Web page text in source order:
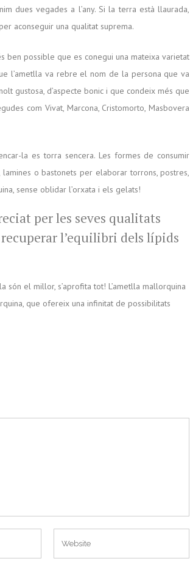
dues vegades a l’any. Si la terra està llaurada,
aconseguir una qualitat suprema.
ben possible que es conegui una mateixa varietat
l’ametlla va rebre el nom de la persona que va
gustosa, d’aspecte bonic i que condeix més que
com Vivat, Marcona, Cristomorto, Masbovera
la es torra sencera. Les formes de consumir
o bastonets per elaborar torrons, postres,
sense oblidar l’orxata i els gelats!
per les seves qualitats
l’equilibri dels lípids
són el millor, s’aprofita tot! L’ametlla mallorquina
que ofereix una infinitat de possibilitats